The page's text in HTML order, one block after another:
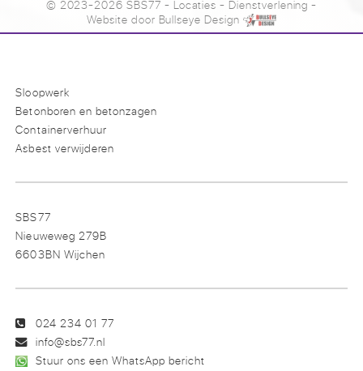
© 2023-2026 SBS77 - Locaties - Dienstverlening -
Website door Bullseye Design
Sloopwerk
Betonboren en betonzagen
Containerverhuur
Asbest verwijderen
SBS77
Nieuweweg 279B
6603BN Wijchen
024 234 01 77
info@sbs77.nl
Stuur ons een WhatsApp bericht